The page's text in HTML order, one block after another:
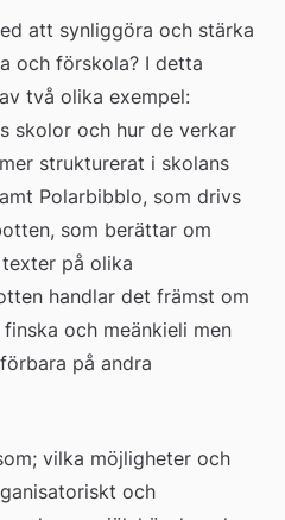
att synliggöra och stärka
och förskola? I detta
två olika exempel:
skolor och hur de verkar
strukturerat i skolans
Polarbibblo, som drivs
som berättar om
på olika
handlar det främst om
och meänkieli men
på andra
vilka möjligheter och
och